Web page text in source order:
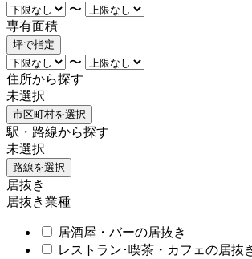
〜
専有面積
坪で指定
〜
住所から探す
未選択
市区町村を選択
駅・路線から探す
未選択
路線を選択
居抜き
居抜き業種
居酒屋・バーの居抜き
レストラン･喫茶・カフェの居抜